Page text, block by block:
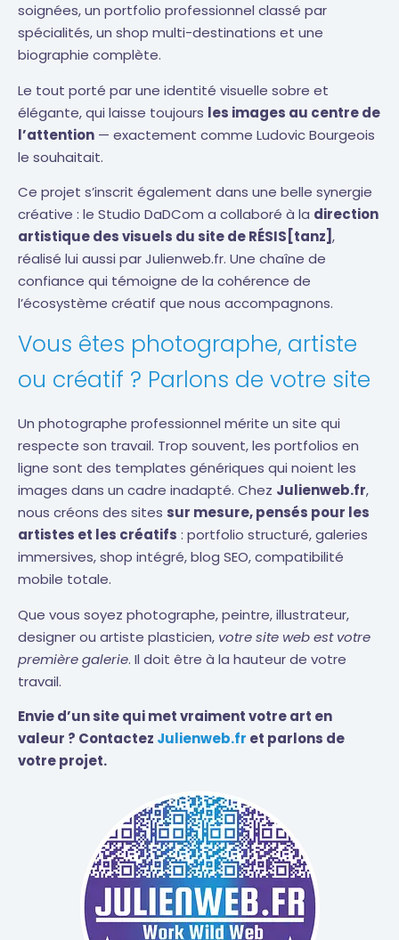
soignées, un portfolio professionnel classé par
spécialités, un shop multi-destinations et une
biographie complète.
Le tout porté par une identité visuelle sobre et
élégante, qui laisse toujours les images au centre de
l’attention — exactement comme Ludovic Bourgeois
le souhaitait.
Ce projet s’inscrit également dans une belle synergie
créative : le Studio DaDCom a collaboré à la direction
artistique des visuels du site de RÉSIS[tanz],
réalisé lui aussi par Julienweb.fr. Une chaîne de
confiance qui témoigne de la cohérence de
l’écosystème créatif que nous accompagnons.
Vous êtes photographe, artiste
ou créatif ? Parlons de votre site
Un photographe professionnel mérite un site qui
respecte son travail. Trop souvent, les portfolios en
ligne sont des templates génériques qui noient les
images dans un cadre inadapté. Chez Julienweb.fr,
nous créons des sites sur mesure, pensés pour les
artistes et les créatifs : portfolio structuré, galeries
immersives, shop intégré, blog SEO, compatibilité
mobile totale.
Que vous soyez photographe, peintre, illustrateur,
designer ou artiste plasticien, votre site web est votre
première galerie. Il doit être à la hauteur de votre
travail.
Envie d’un site qui met vraiment votre art en
valeur ? Contactez Julienweb.fr et parlons de
votre projet.